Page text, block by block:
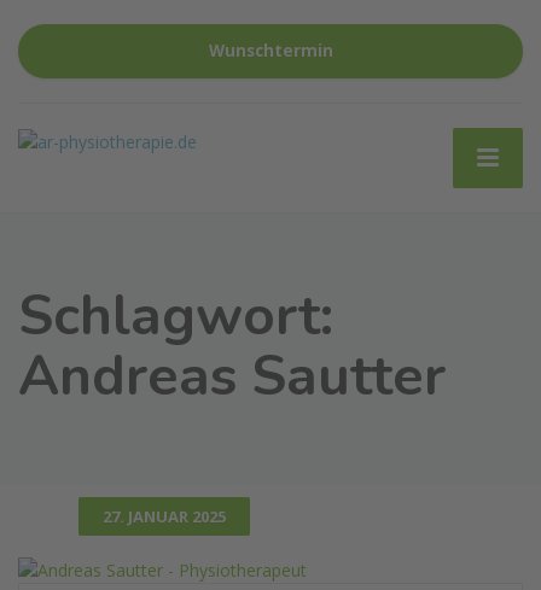
Wunschtermin
Schlagwort:
Andreas Sautter
27. JANUAR 2025